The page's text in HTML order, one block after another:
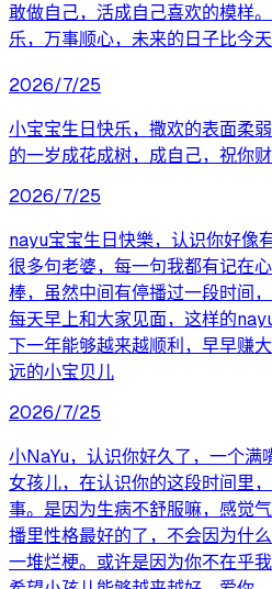
敢做自己，活成自己喜欢的模样
乐，万事顺心，未来的日子比今
2026/7/25
小宝宝生日快乐，撒欢的表面柔
的一岁成花成树，成自己，祝你财
2026/7/25
nayu宝宝生日快樂，认识你好像
很多句老婆，每一句我都有记在
棒，虽然中间有停播过一段时间
每天早上和大家见面，这样的
下一年能够越来越顺利，早早赚
远的小宝贝儿
2026/7/25
小NaYu，认识你好久了，一个满
女孩儿，在认识你的这段时间里
事。是因为生病不舒服嘛，感觉
播里性格最好的了，不会因为什
一堆烂梗。或许是因为你不在乎